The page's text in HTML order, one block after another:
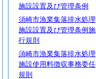
施設設置及び管理条例
須崎市漁業集落排水処理
施設設置及び管理条例施
行規則
須崎市漁業集落排水処理
施設使用料徴収事務委任
規則